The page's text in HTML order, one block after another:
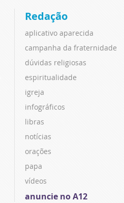
Redação
aplicativo aparecida
campanha da fraternidade
dúvidas religiosas
espiritualidade
igreja
infográficos
libras
notícias
orações
papa
vídeos
anuncie no A12